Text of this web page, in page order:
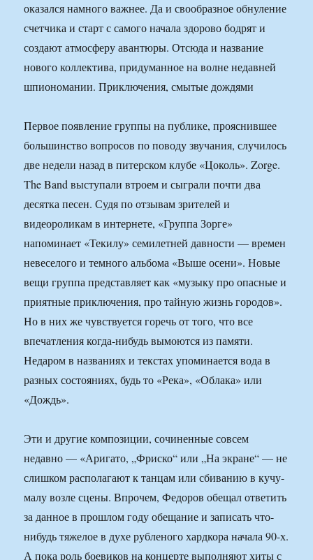
оказался намного важнее. Да и свообразное обнуление
счетчика и старт с самого начала здорово бодрят и
создают атмосферу авантюры. Отсюда и название
нового коллектива, придуманное на волне недавней
шпиономании. Приключения, смытые дождями
Первое появление группы на публике, прояснившее
большинство вопросов по поводу звучания, случилось
две недели назад в питерском клубе «Цоколь». Zorge.
The Band выступали втроем и сыграли почти два
десятка песен. Судя по отзывам зрителей и
видеороликам в интернете, «Группа Зорге»
напоминает «Текилу» семилетней давности — времен
невеселого и темного альбома «Выше осени». Новые
вещи группа представляет как «музыку про опасные и
приятные приключения, про тайную жизнь городов».
Но в них же чувствуется горечь от того, что все
впечатления когда-нибудь вымоются из памяти.
Недаром в названиях и текстах упоминается вода в
разных состояниях, будь то «Река», «Облака» или
«Дождь».
Эти и другие композиции, сочиненные совсем
недавно — «Аригато, „Фриско“ или „На экране“ — не
слишком располагают к танцам или сбиванию в кучу-
малу возле сцены. Впрочем, Федоров обещал ответить
за данное в прошлом году обещание и записать что-
нибудь тяжелое в духе рубленого хардкора начала 90-х.
А пока роль боевиков на концерте выполняют хиты с